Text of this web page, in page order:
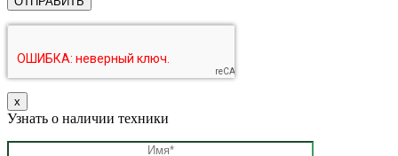
х
Узнать о наличии техники